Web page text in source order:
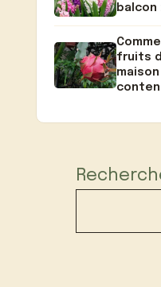
balcon
fruits